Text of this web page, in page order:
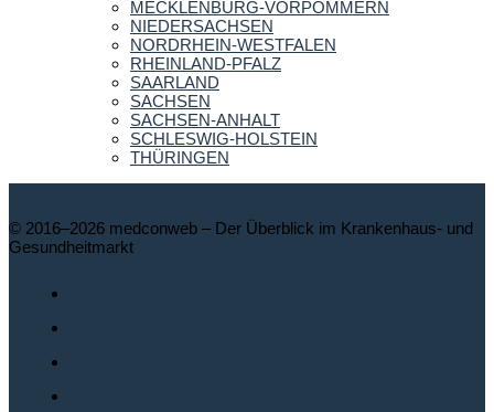
MECKLENBURG-VORPOMMERN
NIEDERSACHSEN
NORDRHEIN-WESTFALEN
RHEINLAND-PFALZ
SAARLAND
SACHSEN
SACHSEN-ANHALT
SCHLESWIG-HOLSTEIN
THÜRINGEN
© 2016–2026 medconweb – Der Überblick im Krankenhaus- und
Gesundheitmarkt